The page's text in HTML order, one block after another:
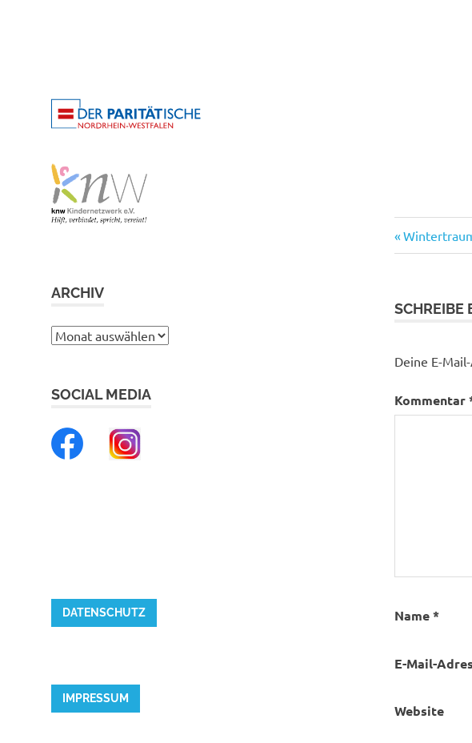
Vorheriger
Beitrag:
SCHREIBE
Deine E-
Kommentar
Name*
E-Mail-
Website
ARCHIV
Archiv
SOCIAL MEDIA
DATENSCHUTZ
IMPRESSUM